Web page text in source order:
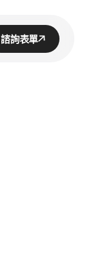
諮詢表單